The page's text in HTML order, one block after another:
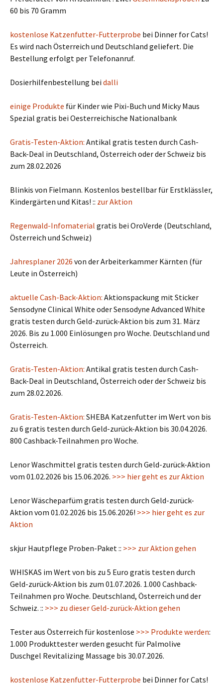
60 bis 70 Gramm
kostenlose Katzenfutter-Futterprobe bei Dinner for Cats!
Es wird nach Österreich und Deutschland geliefert. Die
Bestellung erfolgt per Telefonanruf.
Dosierhilfenbestellung bei dalli
einige Produkte für Kinder wie Pixi-Buch und Micky Maus
Spezial gratis bei Oesterreichische Nationalbank
Gratis-Testen-Aktion: Antikal gratis testen durch Cash-
Back-Deal in Deutschland, Österreich oder der Schweiz bis
zum 28.02.2026
Blinkis von Fielmann. Kostenlos bestellbar für Erstklässler,
Kindergärten und Kitas! :: zur Aktion
Regenwald-Infomaterial gratis bei OroVerde (Deutschland,
Österreich und Schweiz)
Jahresplaner 2026 von der Arbeiterkammer Kärnten (für
Leute in Österreich)
aktuelle Cash-Back-Aktion: Aktionspackung mit Sticker
Sensodyne Clinical White oder Sensodyne Advanced White
gratis testen durch Geld-zurück-Aktion bis zum 31. März
2026. Bis zu 1.000 Einlösungen pro Woche. Deutschland und
Österreich.
Gratis-Testen-Aktion: Antikal gratis testen durch Cash-
Back-Deal in Deutschland, Österreich oder der Schweiz bis
zum 28.02.2026.
Gratis-Testen-Aktion: SHEBA Katzenfutter im Wert von bis
zu 6 gratis testen durch Geld-zurück-Aktion bis 30.04.2026.
800 Cashback-Teilnahmen pro Woche.
Lenor Waschmittel gratis testen durch Geld-zurück-Aktion
vom 01.02.2026 bis 15.06.2026. >>> hier geht es zur Aktion
Lenor Wäscheparfüm gratis testen durch Geld-zurück-
Aktion vom 01.02.2026 bis 15.06.2026! >>> hier geht es zur
Aktion
skjur Hautpflege Proben-Paket :: >>> zur Aktion gehen
WHISKAS im Wert von bis zu 5 Euro gratis testen durch
Geld-zurück-Aktion bis zum 01.07.2026. 1.000 Cashback-
Teilnahmen pro Woche. Deutschland, Österreich und der
Schweiz. :: >>> zu dieser Geld-zurück-Aktion gehen
Tester aus Österreich für kostenlose >>> Produkte werden:
1.000 Produkttester werden gesucht für Palmolive
Duschgel Revitalizing Massage bis 30.07.2026.
kostenlose Katzenfutter-Futterprobe bei Dinner for Cats!